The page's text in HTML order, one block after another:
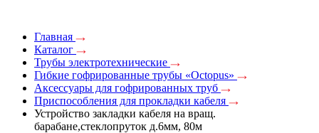
Главная
Каталог
Трубы электротехнические
Гибкие гофрированные трубы «Octopus»
Аксессуары для гофрированных труб
Приспособления для прокладки кабеля
Устройство закладки кабеля на вращ.
барабане,стеклопруток д.6мм, 80м